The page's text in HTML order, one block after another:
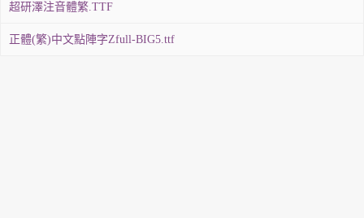
超研澤注音體繁.TTF
正體(繁)中文點陣字Zfull-BIG5.ttf